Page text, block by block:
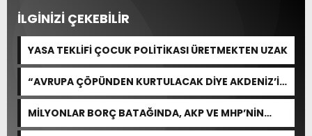
İLGİNİZİ ÇEKEBİLİR
YASA TEKLİFİ ÇOCUK POLİTİKASI ÜRETMEKTEN UZAK
“AVRUPA ÇÖPÜNDEN KURTULACAK DİYE AKDENİZ’İ
FEDA EDEMEZSİNİZ!”
MİLYONLAR BORÇ BATAĞINDA, AKP VE MHP’NİN
CEVABI: “ARAŞTIRMAYALIM!”